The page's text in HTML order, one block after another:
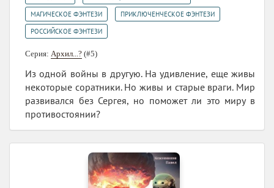
МАГИЧЕСКОЕ ФЭНТЕЗИ ПРИКЛЮЧЕНЧЕСКОЕ ФЭНТЕЗИ
РОССИЙСКОЕ ФЭНТЕЗИ
Серия: Архил...? (#5)
Из одной войны в другую. На удивление, еще живы
некоторые соратники. Но живы и старые враги. Мир
развивался без Сергея, но поможет ли это миру в
противостоянии?